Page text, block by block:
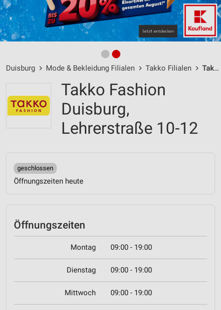
Duisburg Mode & Bekleidung Filialen Takko Filialen Takko Fashion Duisburg / Lehrerstraße 10-12 - Öffnungszeiten & Adresse
Takko Fashion
Duisburg,
Lehrerstraße 10-12
geschlossen
Öffnungszeiten heute
Öffnungszeiten
Montag 09:00 - 19:00
Dienstag 09:00 - 19:00
Mittwoch 09:00 - 19:00